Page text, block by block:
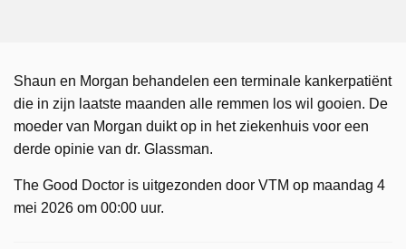
Shaun en Morgan behandelen een terminale kankerpatiënt
die in zijn laatste maanden alle remmen los wil gooien. De
moeder van Morgan duikt op in het ziekenhuis voor een
derde opinie van dr. Glassman.
The Good Doctor is uitgezonden door VTM op maandag 4
mei 2026 om 00:00 uur.